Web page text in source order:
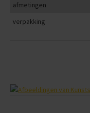
afmetingen
verpakking